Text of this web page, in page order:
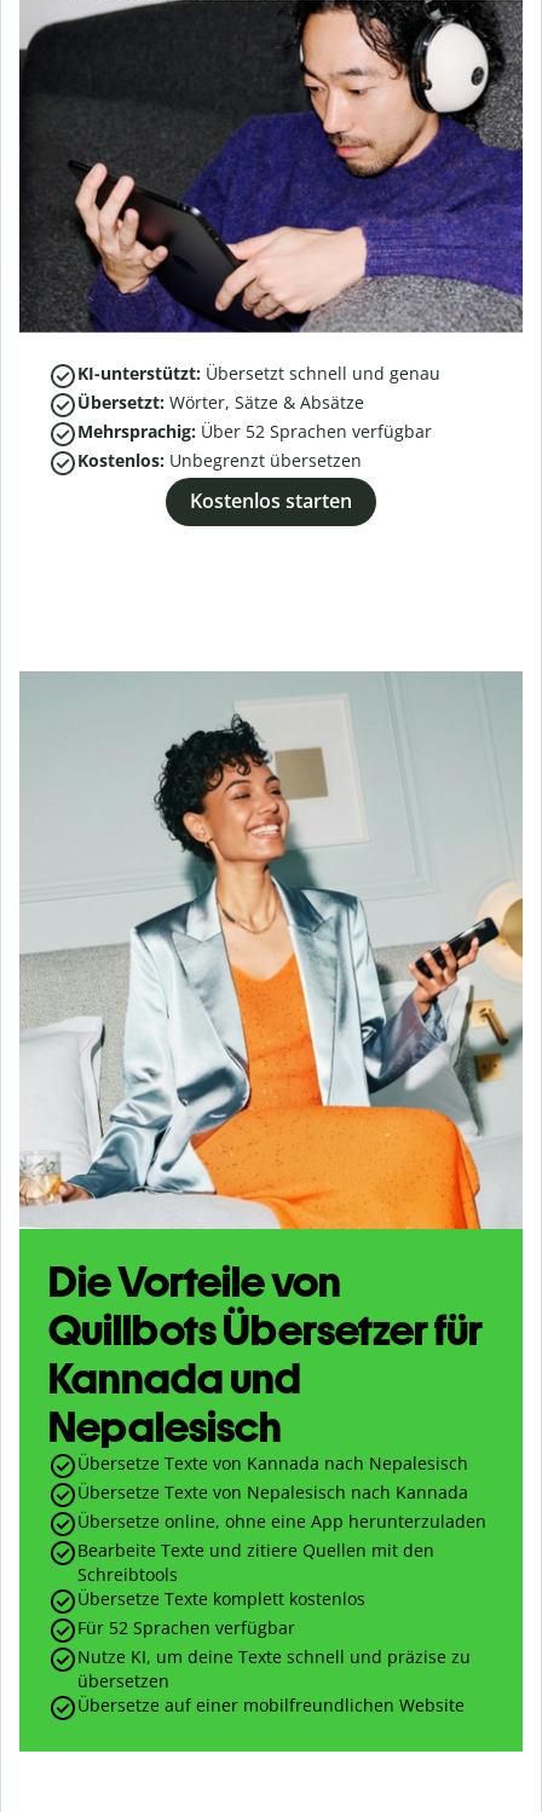
KI-unterstützt: Übersetzt schnell und genau
Übersetzt: Wörter, Sätze & Absätze
Mehrsprachig: Über 52 Sprachen verfügbar
Kostenlos: Unbegrenzt übersetzen
Kostenlos starten
Die Vorteile von
Quillbots Übersetzer für
Kannada und
Nepalesisch
Übersetze Texte von Kannada nach Nepalesisch
Übersetze Texte von Nepalesisch nach Kannada
Übersetze online, ohne eine App herunterzuladen
Bearbeite Texte und zitiere Quellen mit den
Schreibtools
Übersetze Texte komplett kostenlos
Für 52 Sprachen verfügbar
Nutze KI, um deine Texte schnell und präzise zu
übersetzen
Übersetze auf einer mobilfreundlichen Website